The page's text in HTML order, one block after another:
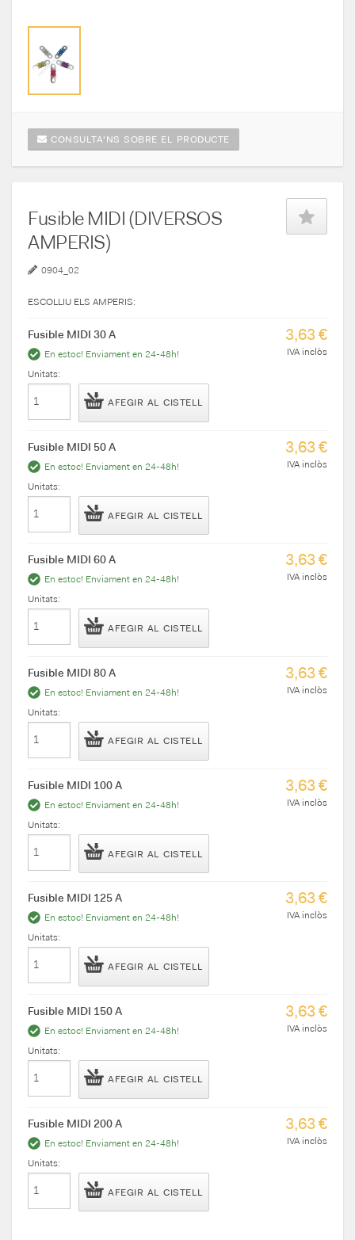
CONSULTA'NS SOBRE EL PRODUCTE
Fusible MIDI (DIVERSOS
AMPERIS)
0904_02
ESCOLLIU ELS AMPERIS:
Fusible MIDI 30 A
En estoc! Enviament en 24-48h!
3,63 €
IVA inclòs
Unitats:
AFEGIR AL CISTELL
Fusible MIDI 50 A
En estoc! Enviament en 24-48h!
3,63 €
IVA inclòs
Unitats:
AFEGIR AL CISTELL
Fusible MIDI 60 A
En estoc! Enviament en 24-48h!
3,63 €
IVA inclòs
Unitats:
AFEGIR AL CISTELL
Fusible MIDI 80 A
En estoc! Enviament en 24-48h!
3,63 €
IVA inclòs
Unitats:
AFEGIR AL CISTELL
Fusible MIDI 100 A
En estoc! Enviament en 24-48h!
3,63 €
IVA inclòs
Unitats:
AFEGIR AL CISTELL
Fusible MIDI 125 A
En estoc! Enviament en 24-48h!
3,63 €
IVA inclòs
Unitats:
AFEGIR AL CISTELL
Fusible MIDI 150 A
En estoc! Enviament en 24-48h!
3,63 €
IVA inclòs
Unitats:
AFEGIR AL CISTELL
Fusible MIDI 200 A
En estoc! Enviament en 24-48h!
3,63 €
IVA inclòs
Unitats:
AFEGIR AL CISTELL